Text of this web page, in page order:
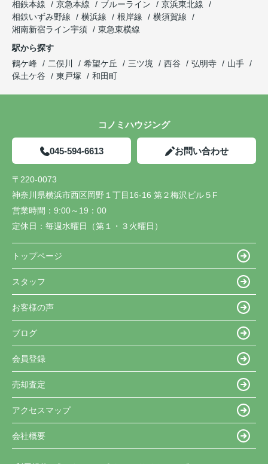
相鉄本線
京急本線 ブルーライン
京浜東北線
相鉄いずみ野線
横浜線 根岸線
横須賀線
湘南新宿ライン宇須
東急東横線
駅から探す
鶴ケ峰
二俣川 希望ケ丘 三ツ境 西谷 弘明寺
山手
保土ケ谷
東戸塚 和田町
コノミハウジング
045-594-6613 お問い合わせ
〒220-0073
神奈川県横浜市西区岡野１丁目16-16 第２梅沢ビル５F
営業時間： 9:00～19：00
定休日： 毎週水曜日（第１・３火曜日）
トップページ
スタッフ
お客様の声
ブログ
会員登録
売却査定
アクセスマップ
会社概要